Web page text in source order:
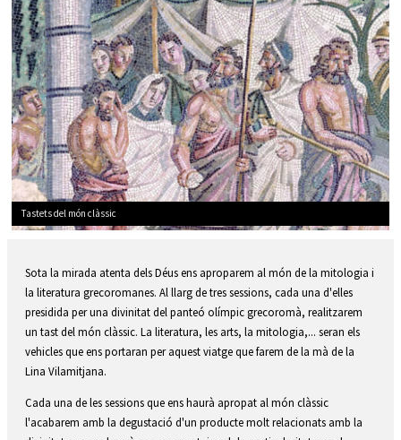
Tastets del món clàssic
Sota la mirada atenta dels Déus ens aproparem al món de la mitologia i
la literatura grecoromanes. Al llarg de tres sessions, cada una d'elles
presidida per una divinitat del panteó olímpic grecoromà, realitzarem
un tast del món clàssic. La literatura, les arts, la mitologia,... seran els
vehicles que ens portaran per aquest viatge que farem de la mà de la
Lina Vilamitjana.
Cada una de les sessions que ens haurà apropat al món clàssic
l'acabarem amb la degustació d'un producte molt relacionats amb la